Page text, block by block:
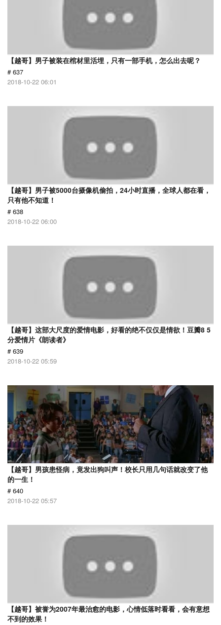
【越哥】男子被装在棺材里活埋，只有一部手机，怎么出去呢？
# 637
2018-10-22 06:01
【越哥】男子被5000台摄像机偷拍，24小时直播，全球人都在看，
只有他不知道！
# 638
2018-10-22 06:00
【越哥】这部大尺度的爱情电影，好看的绝不仅仅是情欲！豆瓣8 5
分爱情片《朗读者》
# 639
2018-10-22 05:59
【越哥】男孩患怪病，竟发出狗叫声！校长只用几句话就改变了他
的一生！
# 640
2018-10-22 05:57
【越哥】被誉为2007年最治愈的电影，心情低落时看看，会有意想
不到的效果！